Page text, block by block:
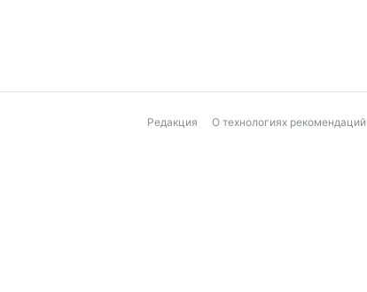
Редакция О технологиях рекомендаций